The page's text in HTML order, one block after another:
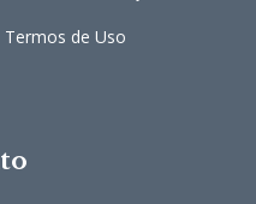
Termos de Uso